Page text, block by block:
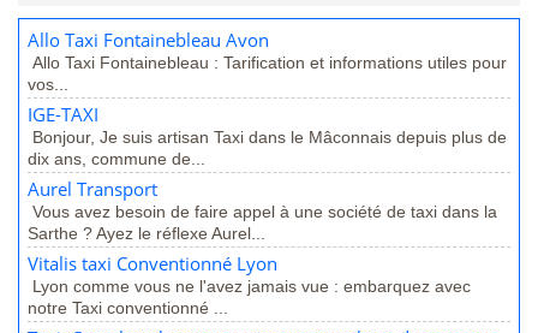
Allo Taxi Fontainebleau Avon
Allo Taxi Fontainebleau : Tarification et informations utiles pour
vos...
IGE-TAXI
Bonjour, Je suis artisan Taxi dans le Mâconnais depuis plus de
dix ans, commune de...
Aurel Transport
Vous avez besoin de faire appel à une société de taxi dans la
Sarthe ? Ayez le réflexe Aurel...
Vitalis taxi Conventionné Lyon
Lyon comme vous ne l'avez jamais vue : embarquez avec
notre Taxi conventionné ...